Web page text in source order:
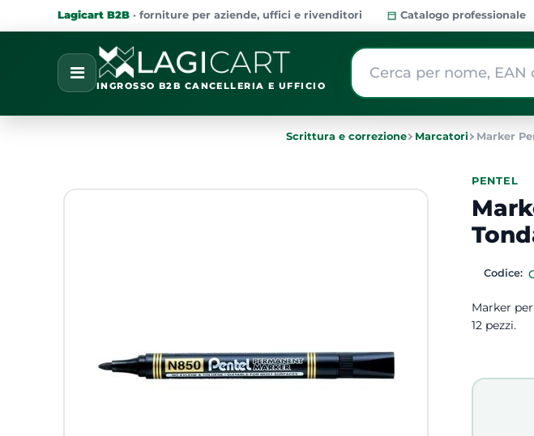
Lagicart B2B · forniture per aziende, uffici e rivenditori Catalogo professionale
OpenINGROSSO B2B CANCELLERIA E UFFICIO
La modifica di un filtro
Scrittura e correzione Marcatori Marker
PENTEL
Codice:
Marker
12 pezzi.